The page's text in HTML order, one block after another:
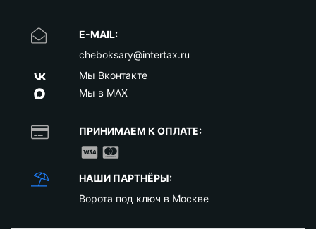
E-MAIL:
cheboksary@intertax.ru
Мы Вконтакте
Мы в MAX
ПРИНИМАЕМ К ОПЛАТЕ:
НАШИ ПАРТНЁРЫ:
Ворота под ключ в Москве